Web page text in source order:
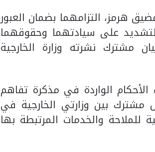
هرمز، التزامهما بضمان العبور
على سيادتهما وحقوقهما
مشترك نشرته وزارة الخارجية
الواردة في مذكرة تفاهم
مشترك بين وزارتي الخارجية في
للملاحة والخدمات المرتبطة بها